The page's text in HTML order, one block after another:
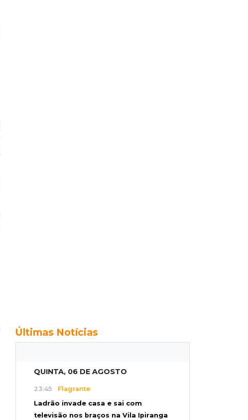
Últimas Notícias
QUINTA, 06 DE AGOSTO
23:45 Flagrante
Ladrão invade casa e sai com
televisão nos braços na Vila Ipiranga